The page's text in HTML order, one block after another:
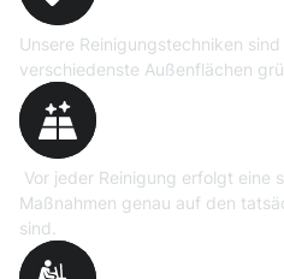
Unsere Reinigungstechniken
verschiedenste Außenflächen
Vor jeder Reinigung erfolgt eine
Maßnahmen genau auf den
sind.